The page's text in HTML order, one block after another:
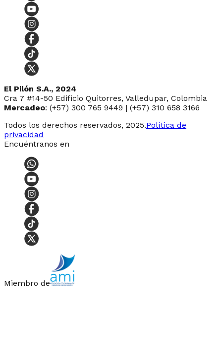
El Pilón S.A., 2024
Cra 7 #14-50 Edificio Quitorres, Valledupar, Colombia
Mercadeo: (+57) 300 765 9449 | (+57) 310 658 3166
Todos los derechos reservados, 2025.Política de
privacidad
Encuéntranos en
Miembro de